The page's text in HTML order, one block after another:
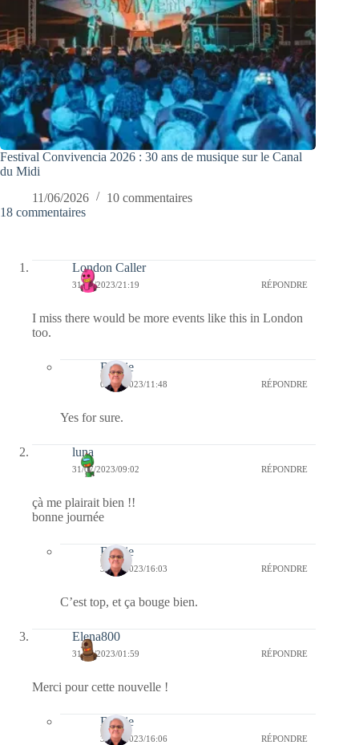
Festival Convivencia 2026 : 30 ans de musique sur le Canal
du Midi
11/06/2026
10 commentaires
18 commentaires
London Caller
31/07/2023/21:19 RÉPONDRE
I miss there would be more events like this in London
too.
Bernie
01/08/2023/11:48 RÉPONDRE
Yes for sure.
luna
31/07/2023/09:02 RÉPONDRE
çà me plairait bien !!
bonne journée
Bernie
31/07/2023/16:03 RÉPONDRE
C’est top, et ça bouge bien.
Elena800
31/07/2023/01:59 RÉPONDRE
Merci pour cette nouvelle !
Bernie
31/07/2023/16:06 RÉPONDRE